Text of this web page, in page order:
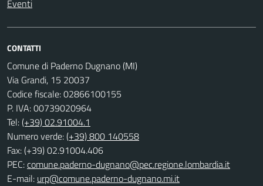
Eventi
CONTATTI
Comune di Paderno Dugnano (MI)
Via Grandi, 15 20037
Codice fiscale: 02866100155
P. IVA: 00739020964
Tel:(+39) 02.91004.1
Numero verde:(+39) 800 140558
Fax: (+39) 02.91004.406
PEC:comune.paderno-dugnano@pec.regione.lombardia.it
E-mail: urp@comune.paderno-dugnano.mi.it